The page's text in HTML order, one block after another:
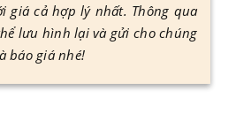
giá cả hợp lý nhất. Thông qua
lưu hình lại và gửi cho chúng
báo giá nhé!